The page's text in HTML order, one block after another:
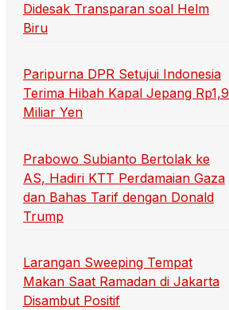
Didesak Transparan soal Helm
Biru
Paripurna DPR Setujui Indonesia
Terima Hibah Kapal Jepang Rp1,9
Miliar Yen
Prabowo Subianto Bertolak ke
AS, Hadiri KTT Perdamaian Gaza
dan Bahas Tarif dengan Donald
Trump
Larangan Sweeping Tempat
Makan Saat Ramadan di Jakarta
Disambut Positif